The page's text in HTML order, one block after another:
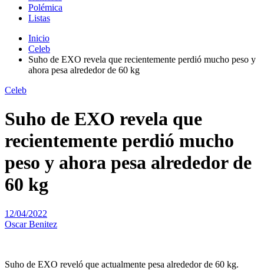
Polémica
Listas
Inicio
Celeb
Suho de EXO revela que recientemente perdió mucho peso y
ahora pesa alrededor de 60 kg
Celeb
Suho de EXO revela que
recientemente perdió mucho
peso y ahora pesa alrededor de
60 kg
12/04/2022
Oscar Benitez
Suho de EXO reveló que actualmente pesa alrededor de 60 kg.